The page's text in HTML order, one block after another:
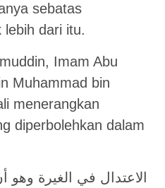
sebatas
lebih dari itu.
Imam Abu
Muhammad bin
menerangkan
diperbolehkan dalam
الاعتدال في الغيرة وهو